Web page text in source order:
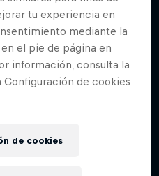
tu experiencia en
mediante la
el pie de página en
información, consulta la
Configuración de cookies
de cookies